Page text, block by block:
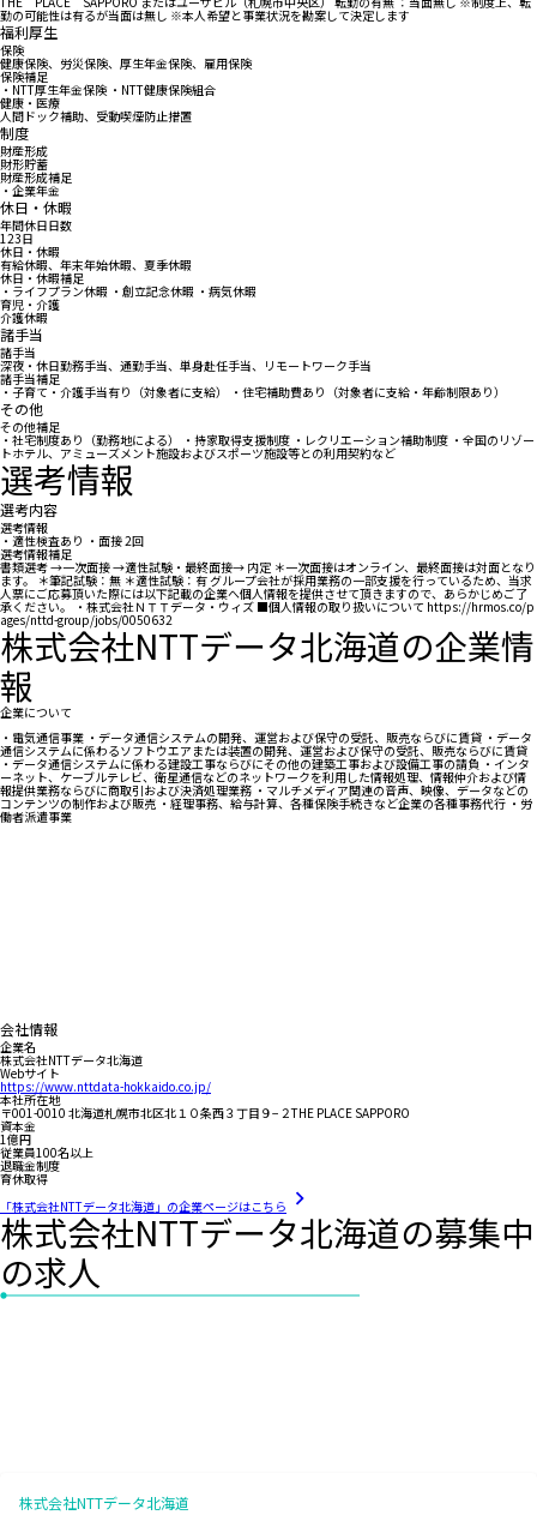
勤の可能性は有るが当面は無し ※本人希望と事業状況を勘案して決定します
福利厚生
保険
健康保険、労災保険、厚生年金保険、雇用保険
保険補足
・NTT厚生年金保険 ・NTT健康保険組合
健康・医療
人間ドック補助、受動喫煙防止措置
制度
財産形成
財形貯蓄
財産形成補足
・企業年金
休日・休暇
年間休日日数
123日
休日・休暇
有給休暇、年末年始休暇、夏季休暇
休日・休暇補足
・ライフプラン休暇 ・創立記念休暇 ・病気休暇
育児・介護
介護休暇
諸手当
諸手当
深夜・休日勤務手当、通勤手当、単身赴任手当、リモートワーク手当
諸手当補足
・子育て・介護手当有り（対象者に支給） ・住宅補助費あり（対象者に支給・年齢制限あり）
その他
その他補足
・社宅制度あり（勤務地による） ・持家取得支援制度 ・レクリエーション補助制度 ・全国のリゾー
トホテル、アミューズメント施設およびスポーツ施設等との利用契約など
選考情報
選考内容
選考情報
・適性検査あり ・面接 2回
選考情報補足
書類選考 →一次面接 →適性試験・最終面接→ 内定 ＊一次面接はオンライン、最終面接は対面となり
ます。 ＊筆記試験：無 ＊適性試験：有 グループ会社が採用業務の一部支援を行っているため、当求
人票にご応募頂いた際には以下記載の企業へ個人情報を提供させて頂きますので、あらかじめご了
承ください。 ・株式会社ＮＴＴデータ・ウィズ ■個人情報の取り扱いについて https://hrmos.co/p
ages/nttd-group/jobs/0050632
株式会社NTTデータ北海道の企業情
報
企業について
・電気通信事業 ・データ通信システムの開発、運営および保守の受託、販売ならびに賃貸 ・データ
通信システムに係わるソフトウエアまたは装置の開発、運営および保守の受託、販売ならびに賃貸
・データ通信システムに係わる建設工事ならびにその他の建築工事および設備工事の請負 ・インタ
ーネット、ケーブルテレビ、衛星通信などのネットワークを利用した情報処理、情報仲介および情
報提供業務ならびに商取引および決済処理業務 ・マルチメディア関連の音声、映像、データなどの
コンテンツの制作および販売 ・経理事務、給与計算、各種保険手続きなど企業の各種事務代行 ・労
働者派遣事業
会社情報
企業名
株式会社NTTデータ北海道
Webサイト
https://www.nttdata-hokkaido.co.jp/
本社所在地
〒001-0010 北海道札幌市北区北１０条西３丁目９−２THE PLACE SAPPORO
資本金
1億円
従業員100名以上
退職金制度
育休取得
「株式会社NTTデータ北海道」の企業ページはこちら
株式会社NTTデータ北海道の募集中
の求人
株式会社NTTデータ北海道